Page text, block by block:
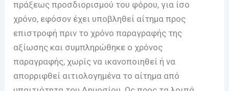
πράξεως προσδιορισμού του φόρου, για ίσο
χρόνο, εφόσον έχει υποβληθεί αίτημα προς
επιστροφή πριν το χρόνο παραγραφής της
αξίωσης και συμπληρώθηκε ο χρόνος
παραγραφής, χωρίς να ικανοποιηθεί ή να
απορριφθεί αιτιολογημένα το αίτημα από